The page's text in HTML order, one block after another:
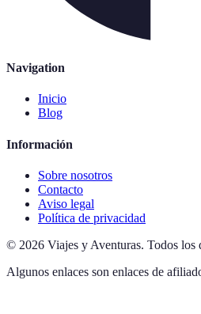
Navigation
Inicio
Blog
Información
Sobre nosotros
Contacto
Aviso legal
Política de privacidad
© 2026 Viajes y Aventuras. Todos los
Algunos enlaces son enlaces de